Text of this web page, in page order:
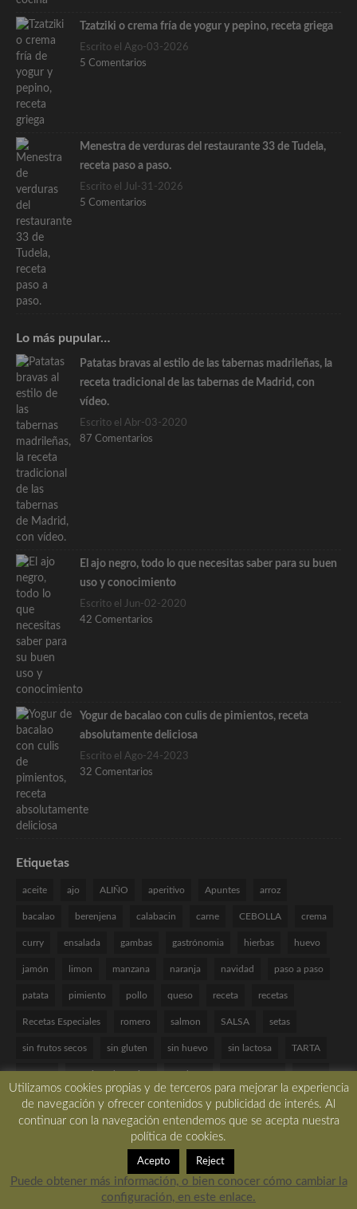
Tzatziki o crema fría de yogur y pepino, receta griega
Escrito el Ago-03-2026
5 Comentarios
Menestra de verduras del restaurante 33 de Tudela,
receta paso a paso.
Escrito el Jul-31-2026
5 Comentarios
Lo más pupular…
Patatas bravas al estilo de las tabernas madrileñas, la
receta tradicional de las tabernas de Madrid, con
vídeo.
Escrito el Abr-03-2020
87 Comentarios
El ajo negro, todo lo que necesitas saber para su buen
uso y conocimiento
Escrito el Jun-02-2020
42 Comentarios
Yogur de bacalao con culis de pimientos, receta
absolutamente deliciosa
Escrito el Ago-24-2023
32 Comentarios
Etiquetas
aceite ajo ALIÑO aperitivo Apuntes arroz
bacalao berenjena calabacin carne CEBOLLA crema
curry ensalada gambas gastrónomia hierbas huevo
jamón limon manzana naranja navidad paso a paso
patata pimiento pollo queso receta recetas
Recetas Especiales romero salmon SALSA setas
sin frutos secos sin gluten sin huevo sin lactosa TARTA
Utilizamos cookies propias y de terceros para mejorar la experiencia
de navegación y ofrecer contenidos y publicidad de interés. Al
continuar con la navegación entendemos que se acepta nuestra
política de cookies.
Acepto Reject
Puede obtener más información, o bien conocer cómo cambiar la
configuración, en este enlace.